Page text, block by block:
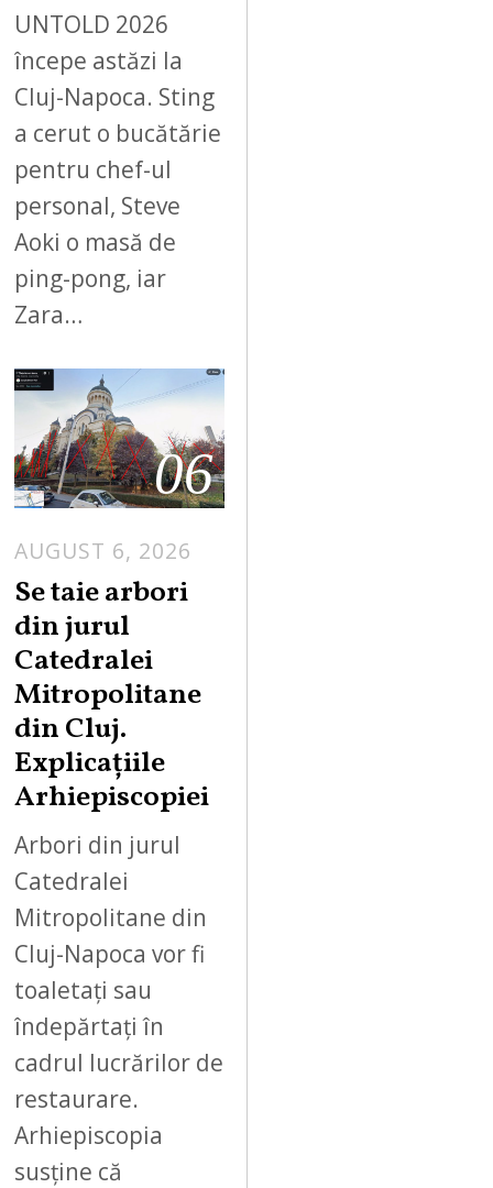
UNTOLD 2026
începe astăzi la
Cluj-Napoca. Sting
a cerut o bucătărie
pentru chef-ul
personal, Steve
Aoki o masă de
ping-pong, iar
Zara…
06
AUGUST 6, 2026
Se taie arbori
din jurul
Catedralei
Mitropolitane
din Cluj.
Explicațiile
Arhiepiscopiei
Arbori din jurul
Catedralei
Mitropolitane din
Cluj-Napoca vor fi
toaletați sau
îndepărtați în
cadrul lucrărilor de
restaurare.
Arhiepiscopia
susține că